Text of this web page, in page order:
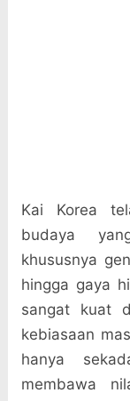
Kai Korea
budaya
khususnya
hingga gaya
sangat kuat
kebiasaan
hanya
membawa